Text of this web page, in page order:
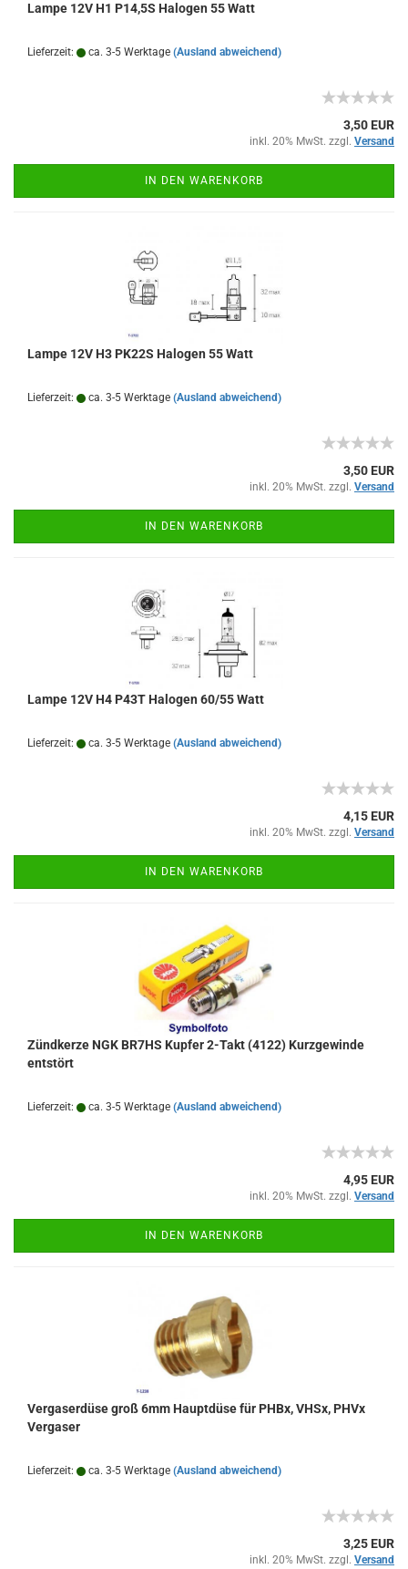
Lampe 12V H1 P14,5S Halogen 55 Watt
Lieferzeit: ca. 3-5 Werktage (Ausland abweichend)
3,50 EUR
inkl. 20% MwSt. zzgl. Versand
IN DEN WARENKORB
Lampe 12V H3 PK22S Halogen 55 Watt
Lieferzeit: ca. 3-5 Werktage (Ausland abweichend)
3,50 EUR
inkl. 20% MwSt. zzgl. Versand
IN DEN WARENKORB
Lampe 12V H4 P43T Halogen 60/55 Watt
Lieferzeit: ca. 3-5 Werktage (Ausland abweichend)
4,15 EUR
inkl. 20% MwSt. zzgl. Versand
IN DEN WARENKORB
Zündkerze NGK BR7HS Kupfer 2-Takt (4122) Kurzgewinde
entstört
Lieferzeit: ca. 3-5 Werktage (Ausland abweichend)
4,95 EUR
inkl. 20% MwSt. zzgl. Versand
IN DEN WARENKORB
Vergaserdüse groß 6mm Hauptdüse für PHBx, VHSx, PHVx
Vergaser
Lieferzeit: ca. 3-5 Werktage (Ausland abweichend)
3,25 EUR
inkl. 20% MwSt. zzgl. Versand